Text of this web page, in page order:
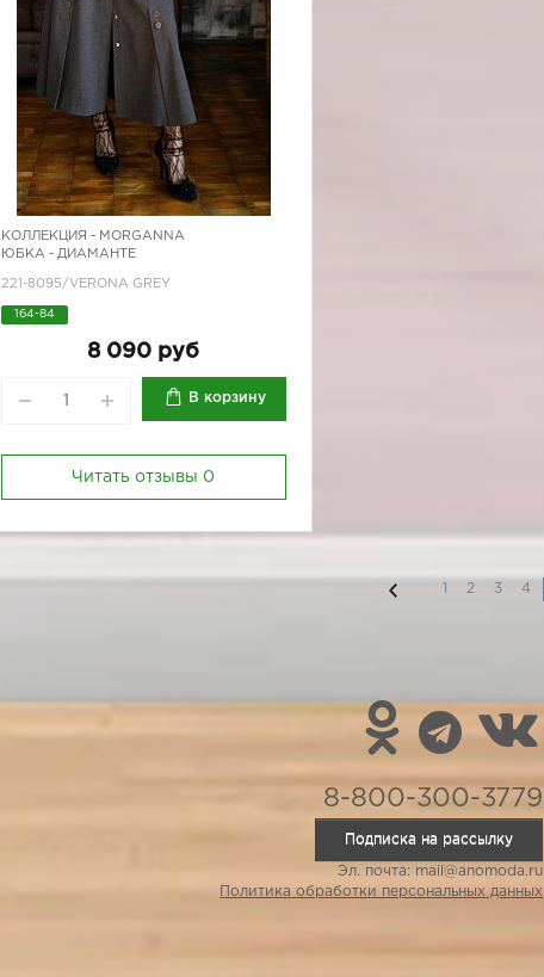
КОЛЛЕКЦИЯ - MORGANNA
ЮБКА - ДИАМАНТЕ
221-8095/VERONA GREY
164-84
8 090 руб
В корзину
Читать отзывы 0
1 2 3 4
8-800-300-3779
Подписка на рассылку
Эл. почта: mail@anomoda.ru
Политика обработки персональных данных